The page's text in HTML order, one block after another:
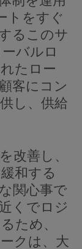
トをすぐ
るこのサ
バルロ
たロー
客にコン
し、供給
改善し、
和する
関心事で
くでロジ
ため、
クは、大